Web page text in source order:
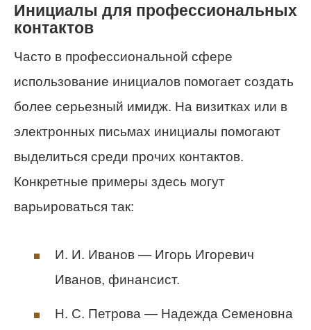
Инициалы для профессиональных
контактов
Часто в профессиональной сфере
использование инициалов помогает создать
более серьезный имидж. На визитках или в
электронных письмах инициалы помогают
выделиться среди прочих контактов.
Конкретные примеры здесь могут
варьироваться так:
И. И. Иванов — Игорь Игоревич
Иванов, финансист.
Н. С. Петрова — Надежда Семеновна